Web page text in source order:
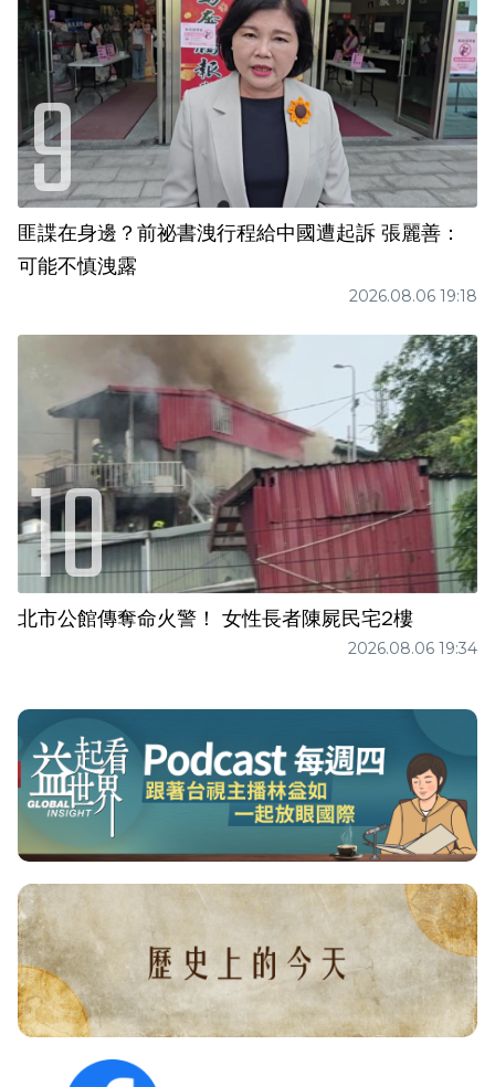
匪諜在身邊？前祕書洩行程給中國遭起訴 張麗善：
可能不慎洩露
2026.08.06 19:18
北市公館傳奪命火警！ 女性長者陳屍民宅2樓
2026.08.06 19:34